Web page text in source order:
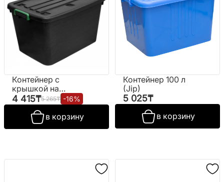
Контейнер с
крышкой на
колесиках,
чёрный (82 л.)
4 415₸5 265₸ -16%
в корзину
Контейнер 100 л
(Jip)
5 025₸
в корзину